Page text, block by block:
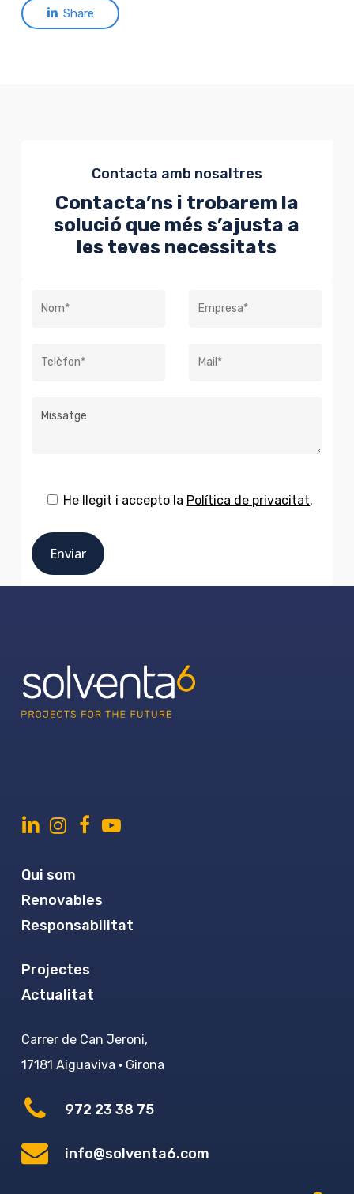
Share
Contacta amb nosaltres
Contacta’ns i trobarem la
solució que més s’ajusta a
les teves necessitats
He llegit i accepto la Política de privacitat.
Qui som
Renovables
Responsabilitat
Projectes
Actualitat
Carrer de Can Jeroni,
17181 Aiguaviva · Girona
972 23 38 75
info@solventa6.com